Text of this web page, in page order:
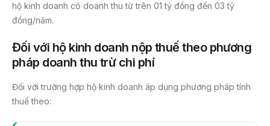
hộ kinh doanh có doanh thu từ trên 01 tỷ đồng đến 03 tỷ
đồng/năm.
Đối với hộ kinh doanh nộp thuế theo phương
pháp doanh thu trừ chi phí
Đối với trường hợp hộ kinh doanh áp dụng phương pháp tính
thuế theo: